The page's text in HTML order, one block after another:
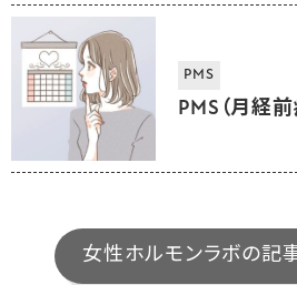
PMS
PMS（月経
女性ホルモンラボの記